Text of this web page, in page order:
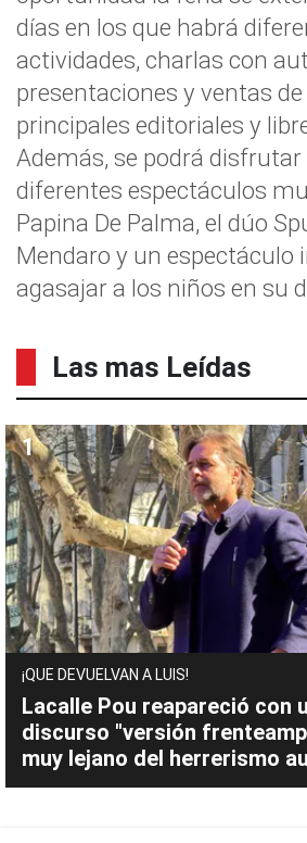
días en los que habrá
actividades, charlas con
presentaciones y ventas
principales editoriales y
Además, se podrá disfrutar
diferentes espectáculos
Papina De Palma, el dúo
Mendaro y un espectáculo
agasajar a los niños en su
Las mas Leídas
¡QUE DEVUELVAN A LUIS!
Lacalle Pou reapareció con
discurso "versión
muy lejano del herrerismo